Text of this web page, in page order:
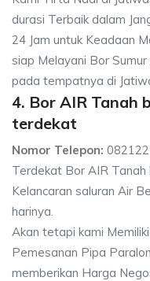
durasi Terbaik dalam
24 Jam untuk Keadaan
siap Melayani Bor
pada tempatnya di
4. Bor AIR Tanah
terdekat
Nomor Telepon:
Terdekat Bor AIR Tanah
Kelancaran saluran Air
harinya.
Akan tetapi kami
Pemesanan Pipa
memberikan Harga